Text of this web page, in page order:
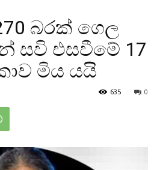
බරක් ගෙල
සවි එසවීමේ 17
මිය යයි
0
635